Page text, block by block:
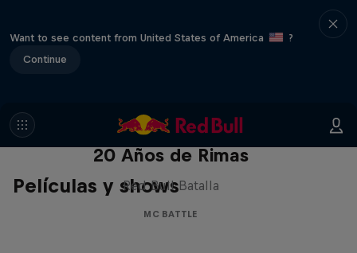
Want to see content from United States of America
?
Continue
Películas y shows
Red Bull Batalla Nueva Historia:
20 Años de Rimas
Red Bull Batalla
MC BATTLE